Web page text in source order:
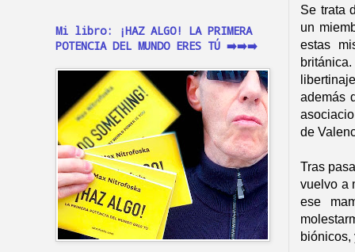
Se trata
un
estas
además
de
Tras
vuelvo a
ese
biónicos,
Mi libro: ¡HAZ ALGO! LA PRIMERA
POTENCIA DEL MUNDO ERES TÚ ➡️➡️➡️